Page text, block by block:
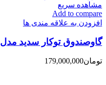
مشاهده سریع
Add to compare
افزودن به علاقه مندی ها
گاوصندوق توکار سدید مدل 1200LE
تومان179,000,000